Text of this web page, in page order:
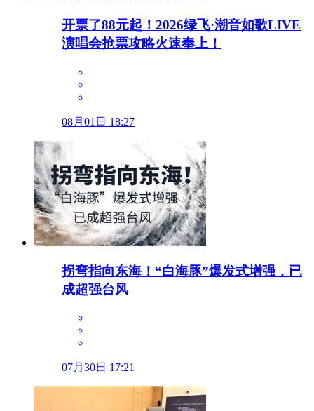
开票了88元起！2026绿飞·潮音如歌LIVE
演唱会抢票攻略火速奉上！
08月01日 18:27
拐弯指向东海！“白海豚”爆发式增强，已
成超强台风
07月30日 17:21